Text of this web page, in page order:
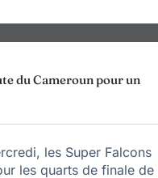
du Cameroun pour un
les Super Falcons
les quarts de finale de